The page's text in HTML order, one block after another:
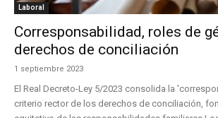
Laboral
Corresponsabilidad, roles de
derechos de conciliación
1 septiembre 2023
El Real Decreto-Ley 5/2023 consolida la
criterio rector de los derechos de conciliación,